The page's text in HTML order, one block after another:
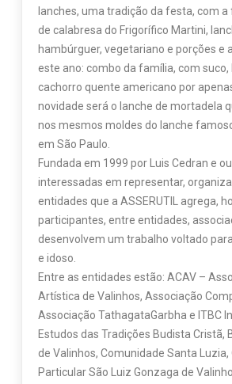
lanches, uma tradição da festa, com
de calabresa do Frigorífico Martini,
hambúrguer, vegetariano e porções e
este ano: combo da família, com
cachorro quente americano por
novidade será o lanche de mortadela
nos mesmos moldes do lanche
em São Paulo.
Fundada em 1999 por Luis Cedran e
interessadas em representar,
entidades que a ASSERUTIL agrega,
participantes, entre entidades,
desenvolvem um trabalho voltado
e idoso.
Entre as entidades estão: ACAV –
Artística de Valinhos, Associação
Associação TathagataGarbha e ITBC
Estudos das Tradições Budista Cristã,
de Valinhos, Comunidade Santa Luzia,
Particular São Luiz Gonzaga de